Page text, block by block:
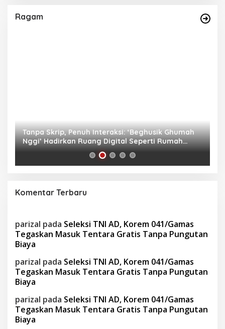
Ragam
Tanpa Skrip, Penuh Interaksi: ‘Beghusik Ghumah
Nggi’ Hadirkan Ruang Digital Seperti Rumah
Sendiri
Komentar Terbaru
parizal pada Seleksi TNI AD, Korem 041/Gamas
Tegaskan Masuk Tentara Gratis Tanpa Pungutan
Biaya
parizal pada Seleksi TNI AD, Korem 041/Gamas
Tegaskan Masuk Tentara Gratis Tanpa Pungutan
Biaya
parizal pada Seleksi TNI AD, Korem 041/Gamas
Tegaskan Masuk Tentara Gratis Tanpa Pungutan
Biaya